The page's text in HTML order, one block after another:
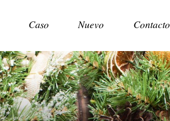
Caso Nuevo Contacto